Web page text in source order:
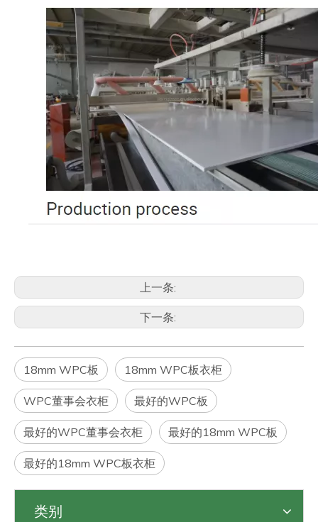
上一条:
下一条:
18mm WPC板 18mm WPC板衣柜
WPC董事会衣柜 最好的WPC板
最好的WPC董事会衣柜 最好的18mm WPC板
最好的18mm WPC板衣柜
类别